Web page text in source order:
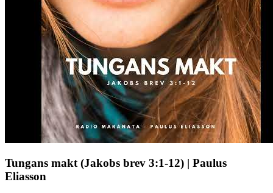
Tungans makt (Jakobs brev 3:1-12) | Paulus
Eliasson